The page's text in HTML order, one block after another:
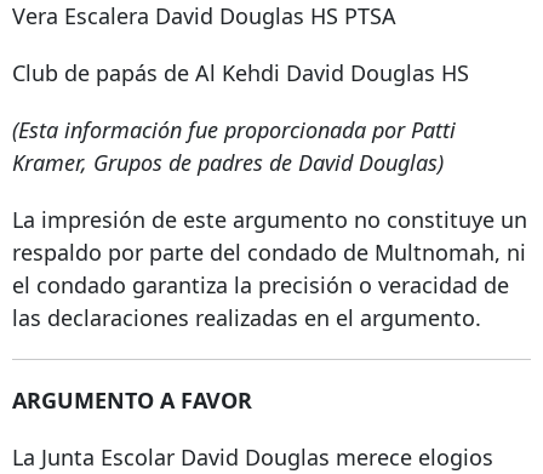
Vera Escalera David Douglas HS PTSA
Club de papás de Al Kehdi David Douglas HS
(Esta información fue proporcionada por Patti
Kramer, Grupos de padres de David Douglas)
La impresión de este argumento no constituye un
respaldo por parte del condado de Multnomah, ni
el condado garantiza la precisión o veracidad de
las declaraciones realizadas en el argumento.
ARGUMENTO A FAVOR
La Junta Escolar David Douglas merece elogios